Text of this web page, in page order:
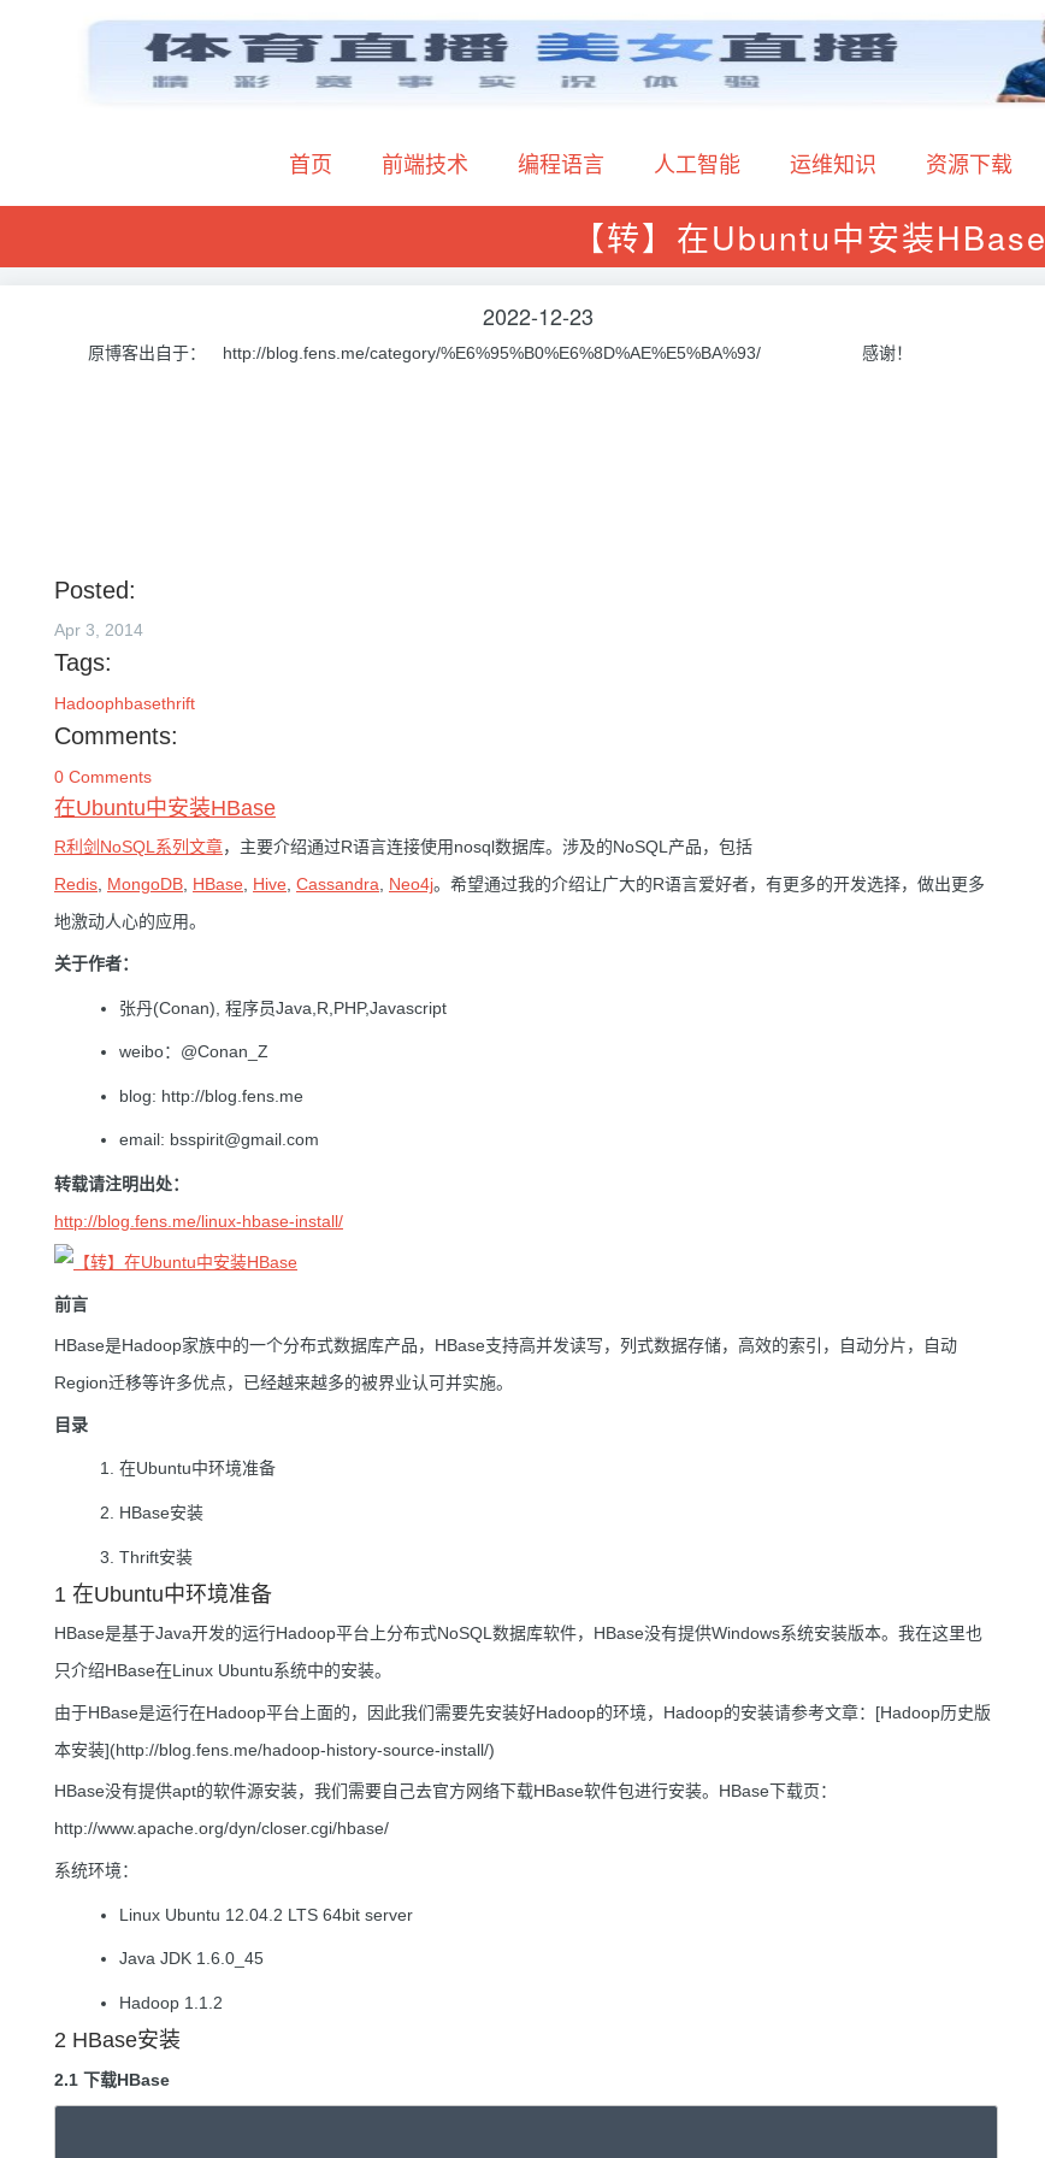
首页 前端技术 编程语言 人工智能 运维知识 资源下载
【转】在Ubuntu中安装HBase
2022-12-23
原博客出自于： http://blog.fens.me/category/%E6%95%B0%E6%8D%AE%E5%BA%93/ 感谢！
Posted:
Apr 3, 2014
Tags:
Hadoophbasethrift
Comments:
0 Comments
在Ubuntu中安装HBase
R利剑NoSQL系列文章，主要介绍通过R语言连接使用nosql数据库。涉及的NoSQL产品，包括
Redis, MongoDB, HBase, Hive, Cassandra, Neo4j。希望通过我的介绍让广大的R语言爱好者，有更多的开发选择，做出更多
地激动人心的应用。
关于作者：
张丹(Conan), 程序员Java,R,PHP,Javascript
weibo：@Conan_Z
blog: http://blog.fens.me
email: bsspirit@gmail.com
转载请注明出处：
http://blog.fens.me/linux-hbase-install/
前言
HBase是Hadoop家族中的一个分布式数据库产品，HBase支持高并发读写，列式数据存储，高效的索引，自动分片，自动
Region迁移等许多优点，已经越来越多的被界业认可并实施。
目录
在Ubuntu中环境准备
HBase安装
Thrift安装
1 在Ubuntu中环境准备
HBase是基于Java开发的运行Hadoop平台上分布式NoSQL数据库软件，HBase没有提供Windows系统安装版本。我在这里也
只介绍HBase在Linux Ubuntu系统中的安装。
由于HBase是运行在Hadoop平台上面的，因此我们需要先安装好Hadoop的环境，Hadoop的安装请参考文章：[Hadoop历史版
本安装](http://blog.fens.me/hadoop-history-source-install/)
HBase没有提供apt的软件源安装，我们需要自己去官方网络下载HBase软件包进行安装。HBase下载页：
http://www.apache.org/dyn/closer.cgi/hbase/
系统环境：
Linux Ubuntu 12.04.2 LTS 64bit server
Java JDK 1.6.0_45
Hadoop 1.1.2
2 HBase安装
2.1 下载HBase